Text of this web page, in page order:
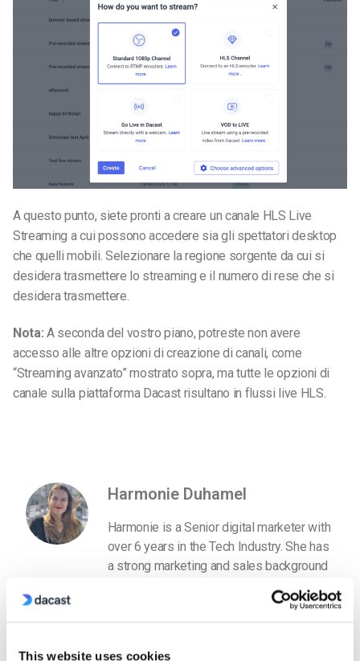
This website uses cookies
A questo punto, siete pronti a creare un canale HLS Live
Streaming a cui possono accedere sia gli spettatori desktop
che quelli mobili. Selezionare la regione sorgente da cui si
desidera trasmettere lo streaming e il numero di rese che si
desidera trasmettere.
Nota: A seconda del vostro piano, potreste non avere
accesso alle altre opzioni di creazione di canali, come
“Streaming avanzato” mostrato sopra, ma tutte le opzioni di
canale sulla piattaforma Dacast risultano in flussi live HLS.
Harmonie Duhamel
Harmonie is a Senior digital marketer with
over 6 years in the Tech Industry. She has
a strong marketing and sales background